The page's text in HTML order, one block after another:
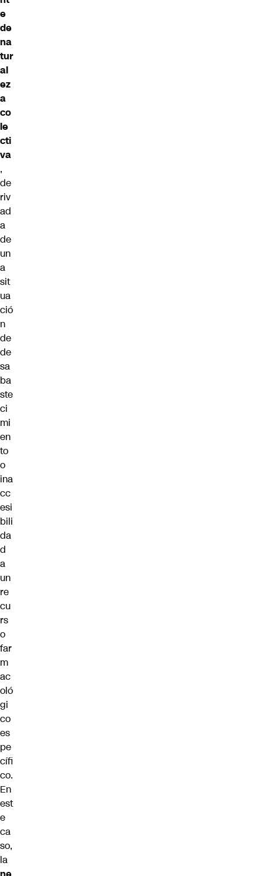
e
de
na
tur
al
ez
a
co
le
cti
va
,
de
riv
ad
a
de
un
a
sit
ua
ció
n
de
de
sa
ba
ste
ci
mi
en
to
o
ina
cc
esi
bili
da
d
a
un
re
cu
rs
o
far
m
ac
oló
gi
co
es
pe
cífi
co.
En
est
e
ca
so,
la